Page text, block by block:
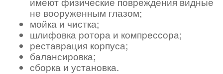
не вооруженным глазом;
мойка и чистка;
шлифовка ротора и компрессора;
реставрация корпуса;
балансировка;
сборка и установка.